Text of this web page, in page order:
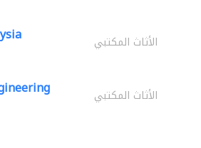
الأثاث المكتبي
الأثاث المكتبي